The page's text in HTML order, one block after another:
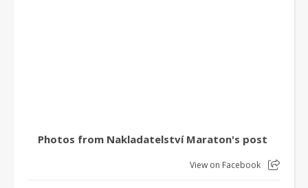
Photos from Nakladatelství Maraton's post
View on Facebook